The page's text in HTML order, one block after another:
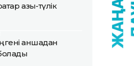
азық-түлік
қаншадан